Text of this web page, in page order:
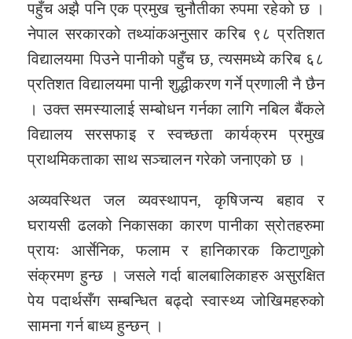
पहुँच अझै पनि एक प्रमुख चुनौतीका रुपमा रहेको छ ।
नेपाल सरकारको तथ्यांकअनुसार करिब ९८ प्रतिशत
विद्यालयमा पिउने पानीको पहुँच छ, त्यसमध्ये करिब ६८
प्रतिशत विद्यालयमा पानी शुद्धीकरण गर्ने प्रणाली नै छैन
। उक्त समस्यालाई सम्बोधन गर्नका लागि नबिल बैंकले
विद्यालय सरसफाइ र स्वच्छता कार्यक्रम प्रमुख
प्राथमिकताका साथ सञ्चालन गरेको जनाएको छ ।
अव्यवस्थित जल व्यवस्थापन, कृषिजन्य बहाव र
घरायसी ढलको निकासका कारण पानीका स्रोतहरुमा
प्रायः आर्सेनिक, फलाम र हानिकारक किटाणुको
संक्रमण हुन्छ । जसले गर्दा बालबालिकाहरु असुरक्षित
पेय पदार्थसँग सम्बन्धित बढ्दो स्वास्थ्य जोखिमहरुको
सामना गर्न बाध्य हुन्छन् ।